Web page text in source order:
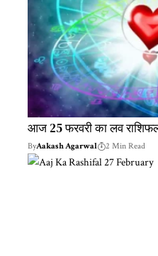
आज 25 फरवरी का लव
ByAakash Agarwal 2 Min Read